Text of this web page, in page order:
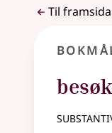
Til framsida